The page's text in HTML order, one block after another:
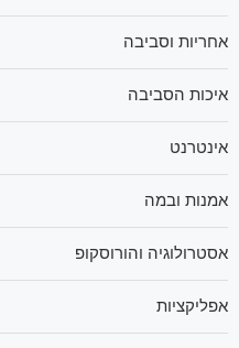
אחריות וסביבה
איכות הסביבה
אינטרנט
אמנות ובמה
אסטרולוגיה והורוסקופ
אפליקציות